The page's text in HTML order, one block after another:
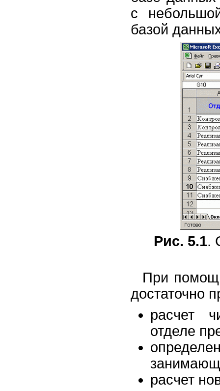
с
базой
Рис. 5.1.
При
достаточно
расчет
отделе
расчет